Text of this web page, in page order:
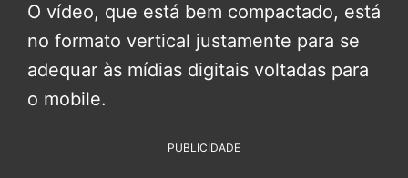
O vídeo, que está bem compactado, está
no formato vertical justamente para se
adequar às mídias digitais voltadas para
o mobile.
PUBLICIDADE